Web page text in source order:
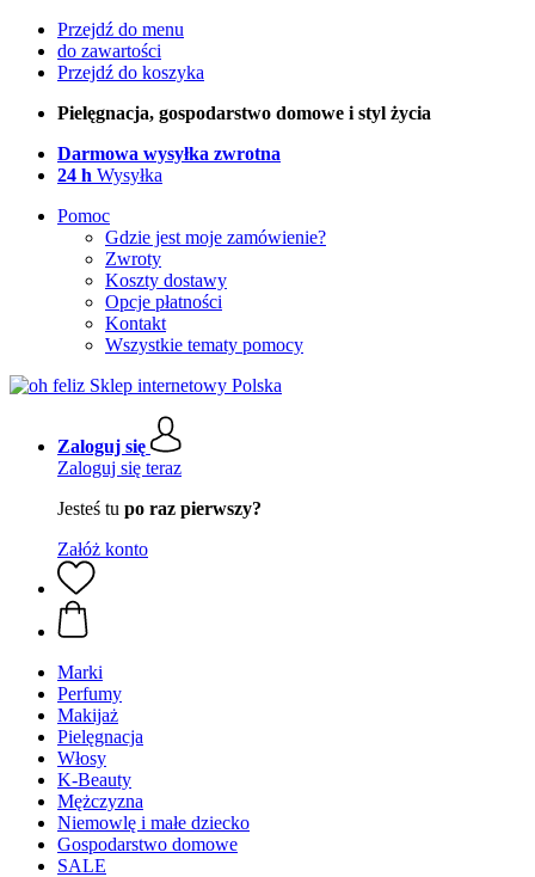
Przejdź do menu
do zawartości
Przejdź do koszyka
Pielęgnacja, gospodarstwo domowe i styl życia
Darmowa wysyłka zwrotna
24 h Wysyłka
Pomoc
Gdzie jest moje zamówienie?
Zwroty
Koszty dostawy
Opcje płatności
Kontakt
Wszystkie tematy pomocy
Zaloguj się
Zaloguj się teraz
Jesteś tu po raz pierwszy?
Załóż konto
Marki
Perfumy
Makijaż
Pielęgnacja
Włosy
K-Beauty
Mężczyzna
Niemowlę i małe dziecko
Gospodarstwo domowe
SALE